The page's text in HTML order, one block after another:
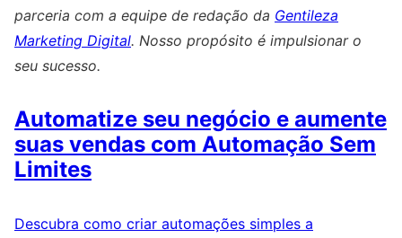
parceria com a equipe de redação da Gentileza
Marketing Digital. Nosso propósito é impulsionar o
seu sucesso.
Automatize seu negócio e aumente
suas vendas com Automação Sem
Limites
Descubra como criar automações simples a